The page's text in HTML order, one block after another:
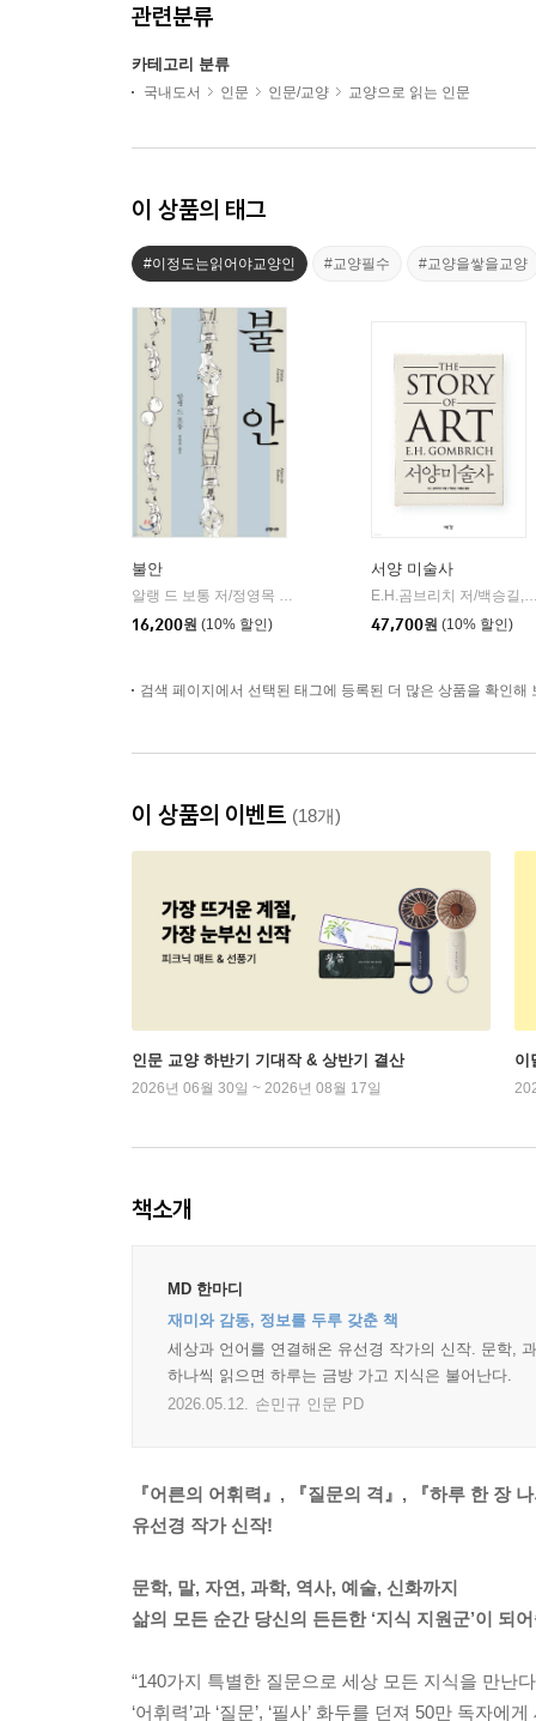
관련분류
카테고리 분류
국내도서 인문 인문/교양 교양으로 읽는 인문
이 상품의 태그
#이정도는읽어야교양인 #교양필수 #교양을쌓을교양
불안
알랭 드 보통 저/정영목 역
16,200원 (10% 할인)
서양 미술사
E.H.곰브리치 저/백승
47,700원 (10% 할인)
검색 페이지에서 선택된 태그에 등록된 더 많은 상품을 확인해
이 상품의 이벤트 (18개)
인문 교양 하반기 기대작 & 상반기 결산
2026년 06월 30일 ~ 2026년 08월 17일
이
책소개
MD 한마디
재미와 감동, 정보를 두루 갖춘 책
세상과 언어를 연결해온 유선경 작가의 신작. 문학,
하나씩 읽으면 하루는 금방 가고 지식은 불어난다.
2026.05.12. 손민규 인문 PD
『어른의 어휘력』, 『질문의 격』, 『하루 한 장
유선경 작가 신작!
문학, 말, 자연, 과학, 역사, 예술, 신화까지
삶의 모든 순간 당신의 든든한 ‘지식 지원군’이 되
“140가지 특별한 질문으로 세상 모든 지식을 만난다
‘어휘력’과 ‘질문’, ‘필사’ 화두를 던져 50만 독자